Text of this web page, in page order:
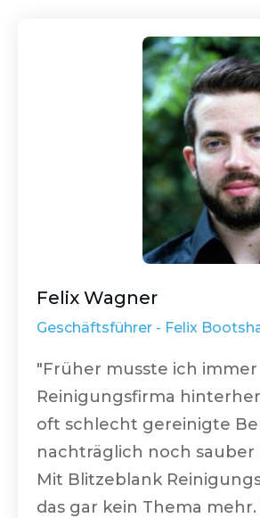
Felix Wagner
Geschäftsführer - Felix
"Früher musste ich
Reinigungsfirma
oft schlecht gereinigte
nachträglich noch sauber
Mit Blitzeblank
das gar kein Thema